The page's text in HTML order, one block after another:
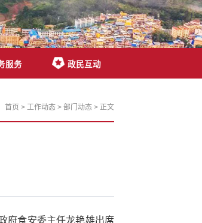
服务 政民互动
首页 > 工作动态 > 部门动态 > 正文
府食安委主任龙艳雄出席